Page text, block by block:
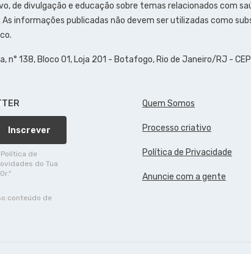
de divulgação e educação sobre temas relacionados com
informações publicadas não devem ser utilizadas como
n° 138, Bloco 01, Loja 201 - Botafogo, Rio de Janeiro/RJ -
Inscrever
de
do Tua
Quem Somos
Processo criativo
Política de Privacidade
Anuncie com a gente
conteúdo de